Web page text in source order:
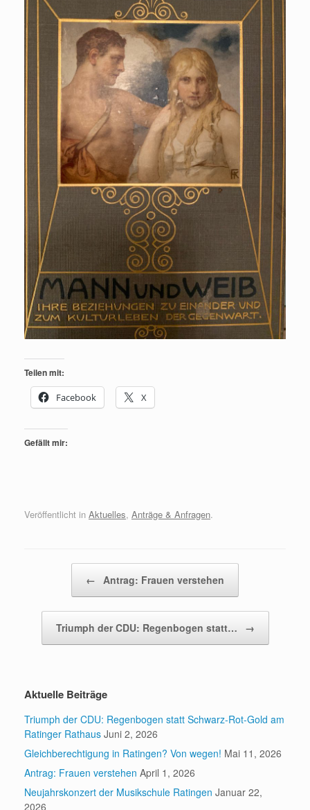
Teilen mit:
Facebook
X
Gefällt mir:
Veröffentlicht in Aktuelles, Anträge & Anfragen.
← Antrag: Frauen verstehen
Triumph der CDU: Regenbogen statt… →
Aktuelle Beiträge
Triumph der CDU: Regenbogen statt Schwarz-Rot-Gold am
Ratinger Rathaus Juni 2, 2026
Gleichberechtigung in Ratingen? Von wegen! Mai 11, 2026
Antrag: Frauen verstehen April 1, 2026
Neujahrskonzert der Musikschule Ratingen Januar 22,
2026